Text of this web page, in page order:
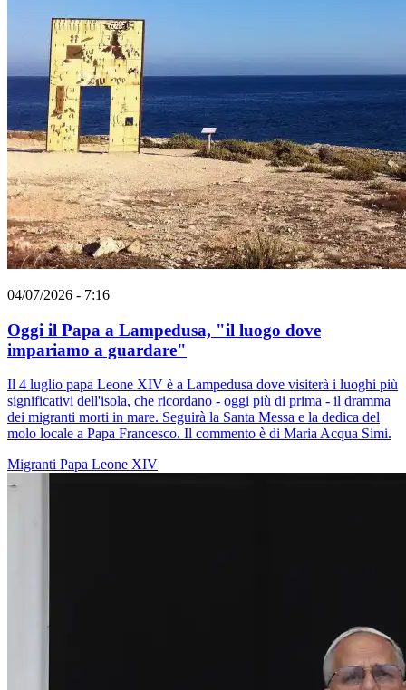
04/07/2026 - 7:16
Oggi il Papa a Lampedusa, "il luogo dove
impariamo a guardare"
Il 4 luglio papa Leone XIV è a Lampedusa dove visiterà i luoghi più
significativi dell'isola, che ricordano - oggi più di prima - il dramma
dei migranti morti in mare. Seguirà la Santa Messa e la dedica del
molo locale a Papa Francesco. Il commento è di Maria Acqua Simi.
Migranti Papa Leone XIV